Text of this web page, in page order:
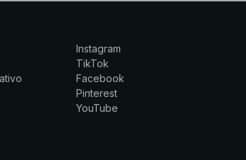
Instagram
TikTok
Facebook
Pinterest
YouTube